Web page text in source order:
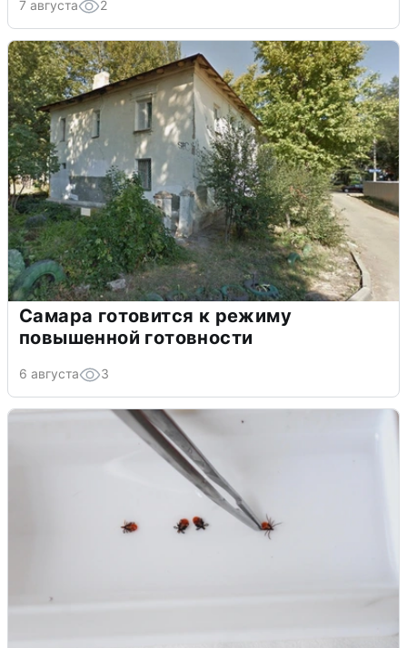
7 августа 2
Самара готовится к режиму
повышенной готовности
6 августа 3